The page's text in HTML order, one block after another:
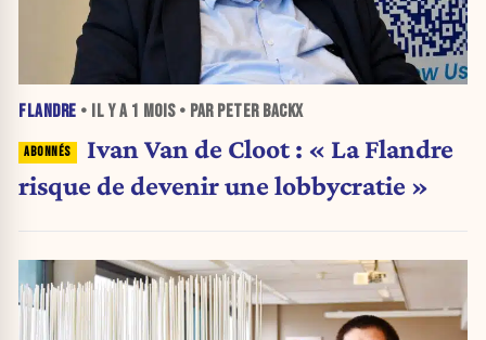
FLANDRE • IL Y A 1 MOIS• PAR PETER BACKX
Ivan Van de Cloot : « La Flandre
risque de devenir une lobbycratie »